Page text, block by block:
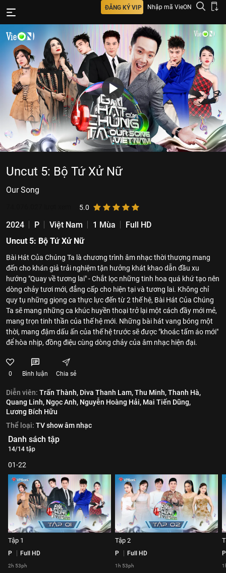
ĐĂNG KÝ VIP Nhập mã VieON
Uncut 5: Bộ Tứ Xử Nữ
Our Song
5.0
2024 P Việt Nam 1 Mùa
Full HD
Uncut 5: Bộ Tứ Xử Nữ
Bài Hát Của Chúng Ta là chương trình âm nhạc thời thượng mang
đến cho khán giả trải nghiệm tận hưởng khát khao dẫn đầu xu
hướng "Quay về tương lai" - Chắt lọc những tinh hoa quá khứ tạo nên
dòng chảy tươi mới, đẳng cấp cho hiện tại và tương lai. Không chỉ
quy tụ những giọng ca thực lực đến từ 2 thế hệ, Bài Hát Của Chúng
Ta sẽ mang những ca khúc huyền thoại trở lại một cách đầy mới mẻ,
mang trọn tinh thần của thế hệ mới. Những bài hát vang bóng một
thời, mang đậm dấu ấn của thế hệ trước sẽ được "khoác tấm áo mới"
để hòa nhịp, đồng điệu cùng dòng chảy của âm nhạc hiện đại.
0 Bình luận Chia sẻ
Diễn viên: Trấn Thành, Diva Thanh Lam,Thu Minh,Thanh Hà,
Quang Linh, Ngọc Anh, Nguyễn Hoàng Hải, Mai Tiến Dũng,
Lương Bích Hữu
Thể loại: TV show âm nhạc
Danh sách tập
14/14 tập
01-22
Tập 1
P Full HD
2h 53ph
Tập 2
P Full HD
1h 53ph
P